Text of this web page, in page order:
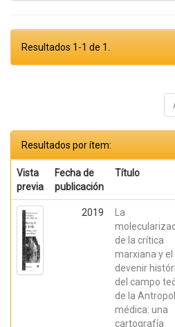
Resultados 1-1 de 1.
Resultados por ítem:
Vista
previa
Fecha de
publicación
Título
2019
La
de la crítica
marxiana y el
devenir
del campo
de la
médica: una
cartografía